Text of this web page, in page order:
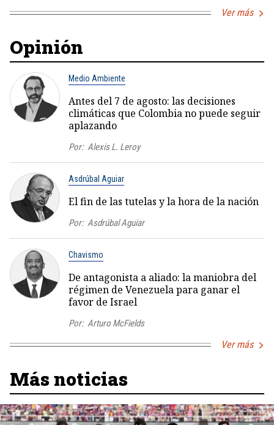
Ver más
Opinión
Medio Ambiente
Antes del 7 de agosto: las decisiones
climáticas que Colombia no puede seguir
aplazando
Por: Alexis L. Leroy
Asdrúbal Aguiar
El fin de las tutelas y la hora de la nación
Por: Asdrúbal Aguiar
Chavismo
De antagonista a aliado: la maniobra del
régimen de Venezuela para ganar el
favor de Israel
Por: Arturo McFields
Ver más
Más noticias